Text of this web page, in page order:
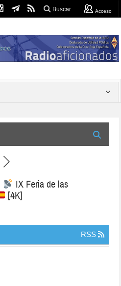
Buscar Acceso
IX Feria de las
[4K]
RSS